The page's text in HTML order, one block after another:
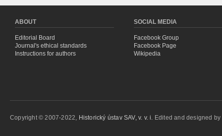
ABOUT
Editorial Board
Journal's ethical standards
Instructions for authors
SOCIAL MEDIA
Facebook Group
Facebook Page
Wikipedia
Copyright © 2007-2022, Historický ústav SAV, v. v. i. Edited and designed by